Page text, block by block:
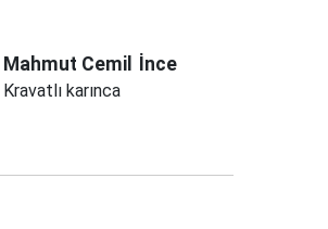
Mahmut Cemil İnce
Kravatlı karınca